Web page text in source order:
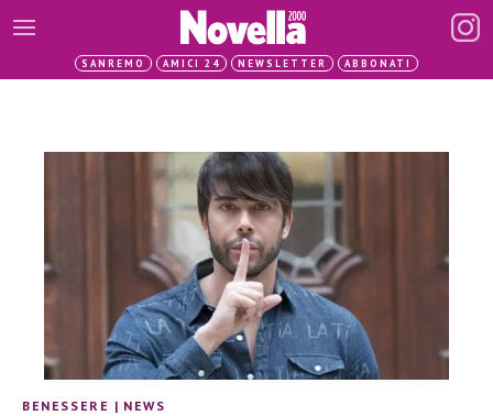
SANREMO AMICI 24 NEWSLETTER ABBONATI
BENESSERE | NEWS